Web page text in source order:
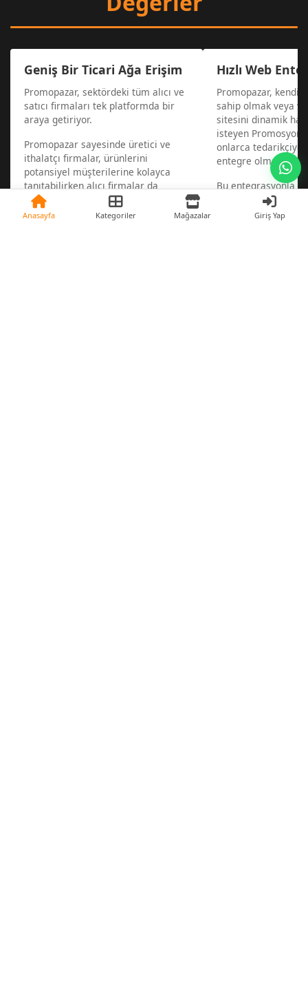
Anasayfa Kategoriler Mağazalar Giriş Yap
Geniş Bir Ticari Ağa Erişim
Promopazar, sektördeki tüm alıcı ve
satıcı firmaları tek platformda bir
araya getiriyor.
Promopazar sayesinde üretici ve
ithalatçı firmalar, ürünlerini
potansiyel müşterilerine kolayca
tanıtabilirken alıcı firmalar da
aradıkları ürünleri satan
tedarikçileri en hızlı şekilde
Hızlı Web
Promopazar, kendi
sahip olmak veya
sitesini dinamik
isteyen Promosyon
onlarca tedarikçiye
entegre olmalarını
Bu entegrasyonla 1
bir zamanda web
mümkün.